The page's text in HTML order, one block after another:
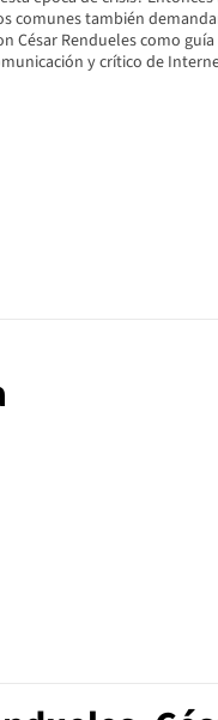
comunes también
César Rendueles como
y crítico de